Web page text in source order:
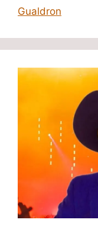
Gualdron